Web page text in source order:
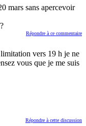
mars sans apercevoir
Répondre à ce commentaire
limitation vers 19 h je ne
vous que je me suis
Répondre à cette discussion